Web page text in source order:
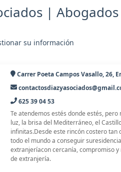
|
su información
Carrer Poeta Campos Vasallo, 26,
625 39 04 53
Te atendemos estés donde estés,
luz, la brisa del Mediterráneo, el
infinitas.Desde este rincón costero tan
todo el mundo a conseguir
extranjeríacon cercanía, compromiso
de extranjería.